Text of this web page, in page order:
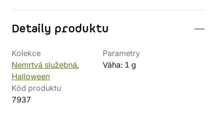
Detaily produktu
Kolekce
Nemrtvá služebná,
Halloween
Parametry
Váha: 1 g
Kód produktu
7937